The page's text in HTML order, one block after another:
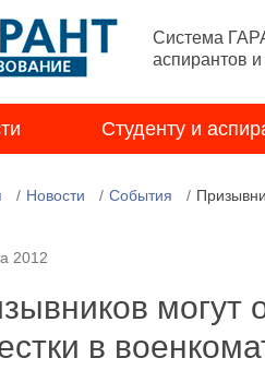
Система
аспирантов
Студенту и
Новости События
2012
могут
в